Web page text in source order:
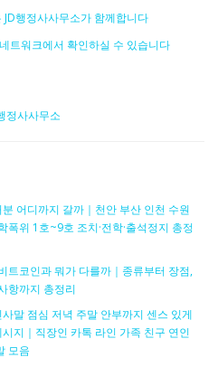
행정사사무소가 함께합니다
트워크에서 확인하실 수 있습니다
어디까지 갈까｜천안 부산 인천 수원
폭위 1호~9호 조치·전학·출석정지 총정
트코인과 뭐가 다를까｜종류부터 장점,
항까지 총정리
말 점심 저녁 주말 안부까지 센스 있게
지｜직장인 카톡 라인 가족 친구 연인
모음